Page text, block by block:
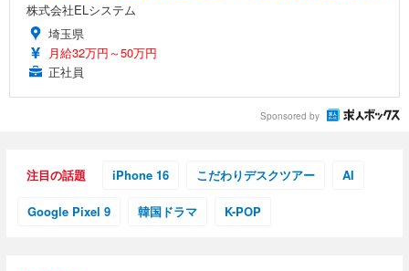
株式会社ELシステム
埼玉県
月給32万円～50万円
正社員
Sponsored by
注目の話題 iPhone 16 こだわりデスクツアー AI
Google Pixel 9 韓国ドラマ K-POP